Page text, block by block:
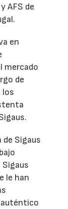
AFS de
en
mercado
de
los
de Sigaus
le han
auténtico